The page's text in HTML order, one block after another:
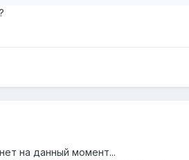
на данный момент...